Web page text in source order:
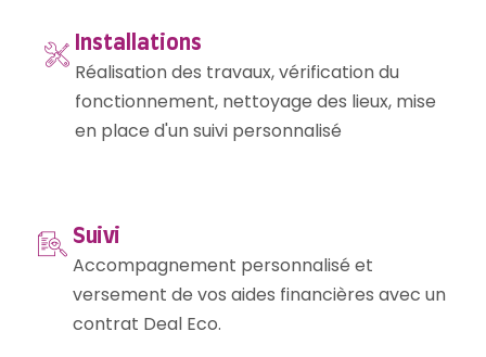
Installations
Réalisation des travaux, vérification du
fonctionnement, nettoyage des lieux, mise
en place d'un suivi personnalisé
Suivi
Accompagnement personnalisé et
versement de vos aides financières avec un
contrat Deal Eco.